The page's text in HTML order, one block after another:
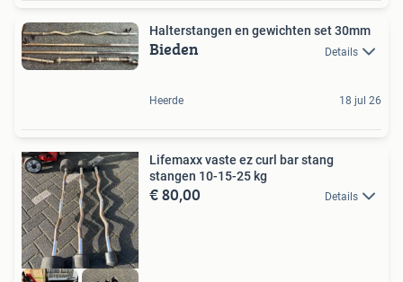
Halterstangen en gewichten set 30mm
Bieden Details
Heerde 18 jul 26
Lifemaxx vaste ez curl bar stang
stangen 10-15-25 kg
€ 80,00 Details